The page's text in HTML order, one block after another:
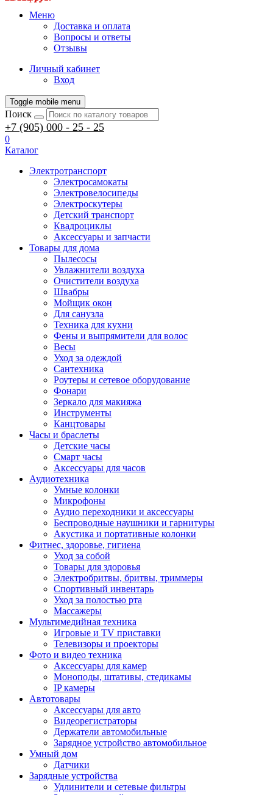
Меню
Доставка и оплата
Вопросы и ответы
Отзывы
Личный кабинет
Вход
Toggle mobile menu
Поиск
+7 (905) 000 - 25 - 25
0
Каталог
Электротранспорт
Электросамокаты
Электровелосипеды
Электроскутеры
Детский транспорт
Квадроциклы
Аксессуары и запчасти
Товары для дома
Пылесосы
Увлажнители воздуха
Очистители воздуха
Швабры
Мойщик окон
Для санузла
Техника для кухни
Фены и выпрямители для волос
Весы
Уход за одеждой
Сантехника
Роутеры и сетевое оборудование
Фонари
Зеркало для макияжа
Инструменты
Канцтовары
Часы и браслеты
Детские часы
Смарт часы
Аксессуары для часов
Аудиотехника
Умные колонки
Микрофоны
Аудио переходники и аксессуары
Беспроводные наушники и гарнитуры
Акустика и портативные колонки
Фитнес, здоровье, гигиена
Уход за собой
Товары для здоровья
Электробритвы, бритвы, триммеры
Спортивный инвентарь
Уход за полостью рта
Массажеры
Мультимедийная техника
Игровые и TV приставки
Телевизоры и проекторы
Фото и видео техника
Аксессуары для камер
Моноподы, штативы, стедикамы
IP камеры
Автотовары
Аксессуары для авто
Видеорегистраторы
Держатели автомобильные
Зарядное устройство автомобильное
Умный дом
Датчики
Зарядные устройства
Удлинители и сетевые фильтры